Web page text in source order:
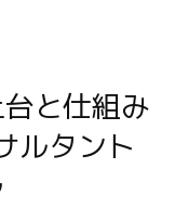
と仕組み
ルタント